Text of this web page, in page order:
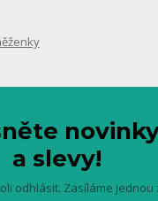
a slevy!
odhlásit. Zasíláme jednou